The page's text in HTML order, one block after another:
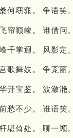
何窈窕。 争语
帘额峻。 谁借
千掌迥。 风影
歌舞妓。 争宠丽
开宝鉴。 波潋
愁不少。 谁语
堪倚处。 聊一顾